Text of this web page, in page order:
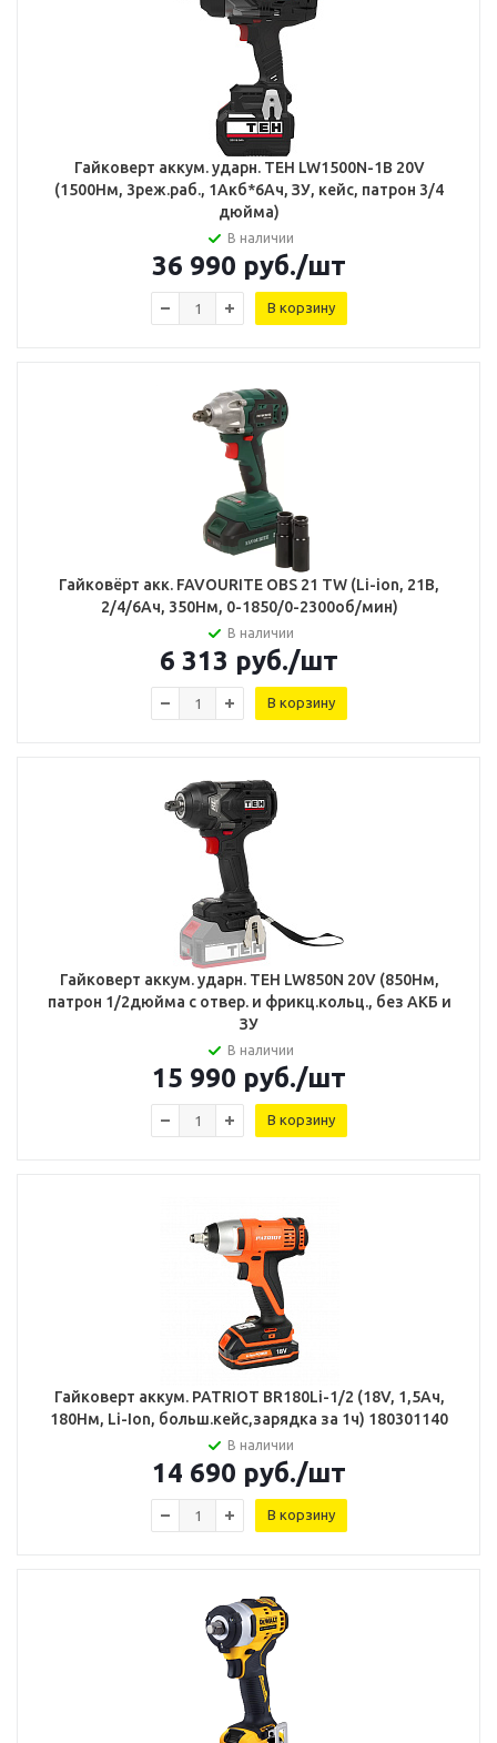
Гайковерт аккум. ударн. TEH LW1500N-1B 20V
(1500Нм, 3реж.раб., 1Акб*6Ач, ЗУ, кейс, патрон 3/4
дюйма)
В наличии
36 990 руб./шт
В корзину
Гайковёрт акк. FAVOURITE OBS 21 TW (Li-ion, 21В,
2/4/6Ач, 350Нм, 0-1850/0-2300об/мин)
В наличии
6 313 руб./шт
В корзину
Гайковерт аккум. ударн. TEH LW850N 20V (850Нм,
патрон 1/2дюйма с отвер. и фрикц.кольц., без АКБ и
ЗУ
В наличии
15 990 руб./шт
В корзину
Гайковерт аккум. PATRIOT BR180Li-1/2 (18V, 1,5Ач,
180Нм, Li-Ion, больш.кейс,зарядка за 1ч) 180301140
В наличии
14 690 руб./шт
В корзину